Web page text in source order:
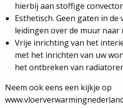
hierbij aan stoffige
Esthetisch. Geen gaten in
leidingen over de muur naar
Vrije inrichting van het
met het inrichten van uw
het ontbreken van
Neem ook eens een kijkje op